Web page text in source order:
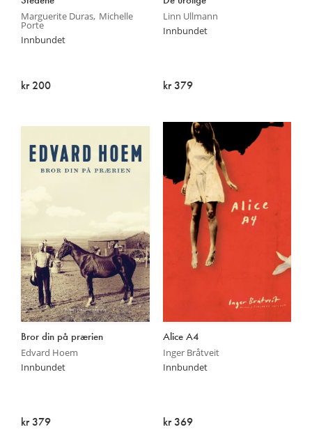
Marguerite Duras Michelle
Porte
Innbundet
kr 200
Linn Ullmann
Innbundet
kr 379
Bror din på prærien
Edvard Hoem
Innbundet
kr 379
Alice A4
Inger Bråtveit
Innbundet
kr 369